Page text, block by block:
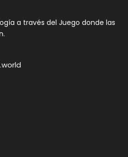
a través del Juego donde las